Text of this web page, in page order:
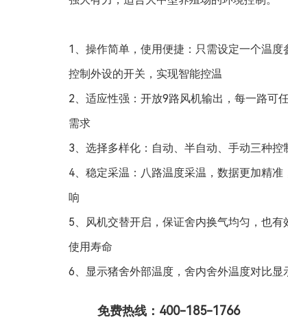
1、操作简单，使用便捷：只需设定一个温
控制外设的开关，实现智能控温
2、适应性强：开放9路风机输出，每一路可
需求
3、选择多样化：自动、半自动、手动三种
4、稳定采温：八路温度采温，数据更加精
响
5、风机交替开启，保证舍内换气均匀，也
使用寿命
6、显示猪舍外部温度，舍内舍外温度对比显
免费热线：400-185-1766